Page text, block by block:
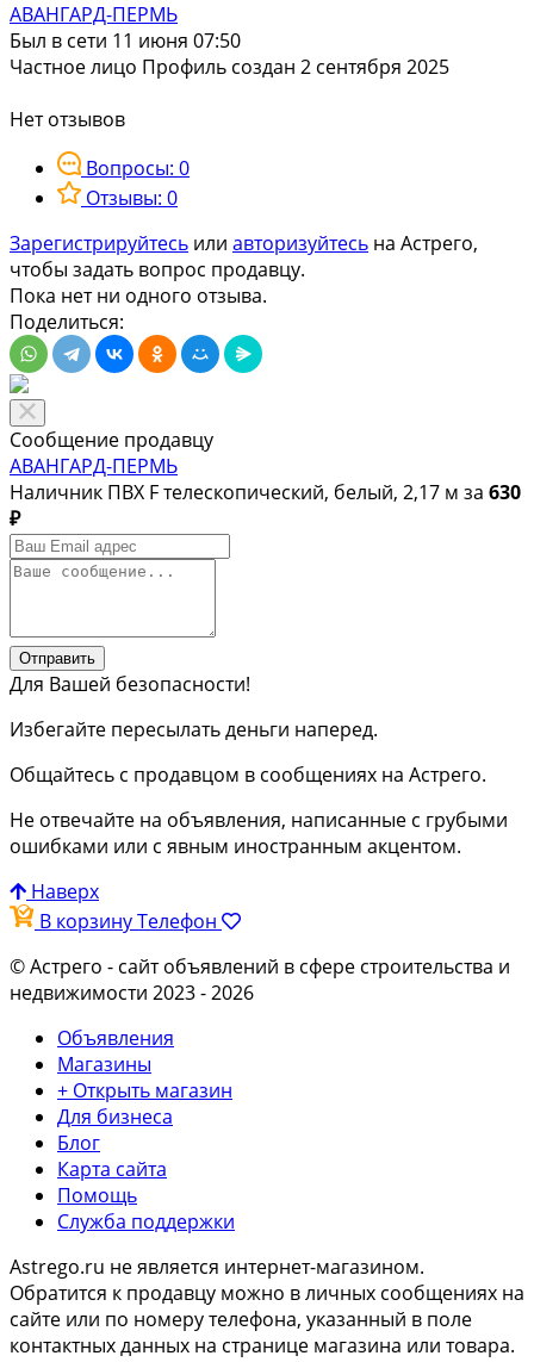
АВАНГАРД-ПЕРМЬ
Был в сети 11 июня 07:50
Частное лицо Профиль создан 2 сентября 2025
Нет отзывов
Вопросы: 0
Отзывы: 0
Зарегистрируйтесь или авторизуйтесь на Астрего,
чтобы задать вопрос продавцу.
Пока нет ни одного отзыва.
Поделиться:
Сообщение продавцу
АВАНГАРД-ПЕРМЬ
Наличник ПВХ F телескопический, белый, 2,17 м за 630
₽
Отправить
Для Вашей безопасности!
Избегайте пересылать деньги наперед.
Общайтесь с продавцом в сообщениях на Астрего.
Не отвечайте на объявления, написанные с грубыми
ошибками или с явным иностранным акцентом.
Наверх
В корзинуТелефон
© Астрего - сайт объявлений в сфере строительства и
недвижимости 2023 - 2026
Объявления
Магазины
+ Открыть магазин
Для бизнеса
Блог
Карта сайта
Помощь
Служба поддержки
Astrego.ru не является интернет-магазином.
Обратится к продавцу можно в личных сообщениях на
сайте или по номеру телефона, указанный в поле
контактных данных на странице магазина или товара.